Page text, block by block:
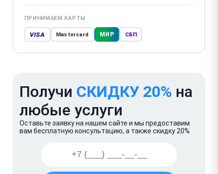
ПРИНИМАЕМ КАРТЫ
VISA Mastercard МИР СБП
Получи СКИДКУ 20% на
любые услуги
Оставьте заявку на нашем сайте и мы предоставим
вам бесплатную консультацию, а также скидку 20%